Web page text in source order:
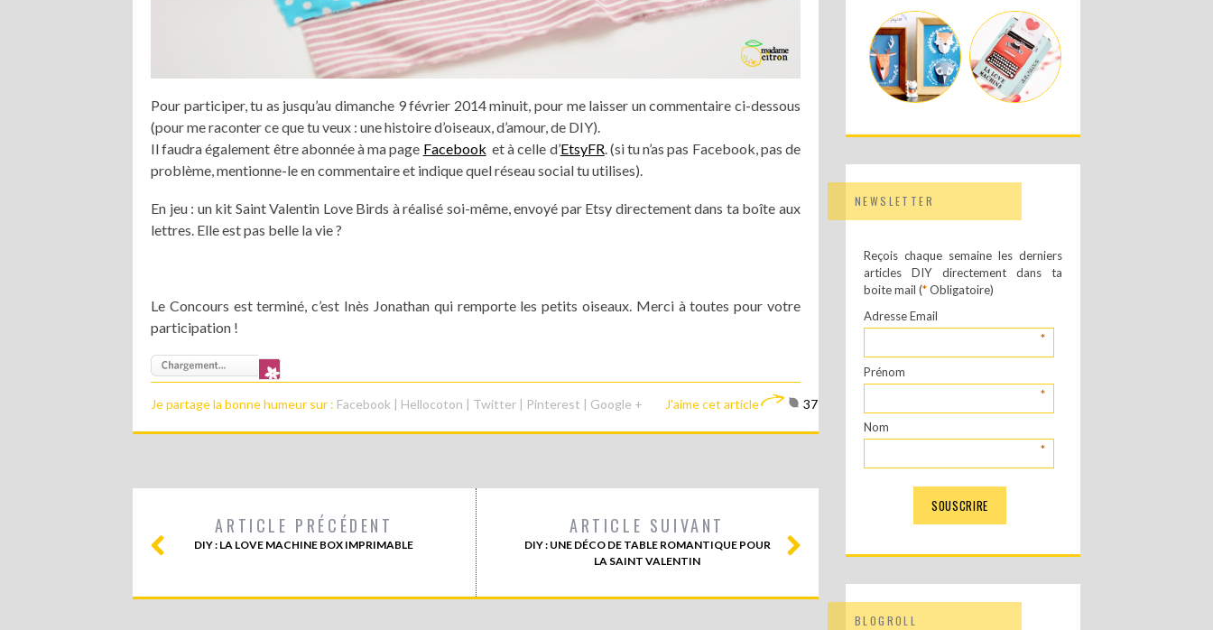
Pour participer, tu as jusqu’au dimanche 9 février 2014 minuit, pour me laisser un commentaire ci-dessous
(pour me raconter ce que tu veux : une histoire d’oiseaux, d’amour, de DIY).
Il faudra également être abonnée à ma page Facebook et à celle d’EtsyFR. (si tu n’as pas Facebook, pas de
problème, mentionne-le en commentaire et indique quel réseau social tu utilises).
En jeu : un kit Saint Valentin Love Birds à réalisé soi-même, envoyé par Etsy directement dans ta boîte aux
lettres. Elle est pas belle la vie ?
Le Concours est terminé, c’est Inès Jonathan qui remporte les petits oiseaux. Merci à toutes pour votre
participation !
Je partage la bonne humeur sur : Facebook | Hellocoton | Twitter | Pinterest | Google + J'aime cet article 37
ARTICLE PRÉCÉDENT
DIY : LA LOVE MACHINE BOX IMPRIMABLE
ARTICLE SUIVANT
DIY : UNE DÉCO DE TABLE ROMANTIQUE POUR
LA SAINT VALENTIN
NEWSLETTER
Reçois chaque semaine les derniers
articles DIY directement dans ta
boite mail (*Obligatoire)
Adresse Email
*
Prénom
*
Nom
*
BLOGROLL